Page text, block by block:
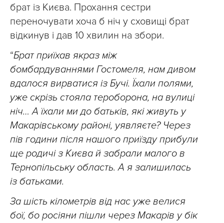
брат із Києва. Прохання сестри
переночувати хоча б ніч у сховищі брат
відкинув і дав 10 хвилин на збори.
“Брат приїхав якраз між
бомбардуваннями Гостомеля, нам дивом
вдалося вирватися із Бучі. Їхали полями,
уже скрізь стояла тероборона, на вулиці
ніч… А їхали ми до батьків, які живуть у
Макарівському районі, уявляєте? Через
пів години після нашого приїзду прибули
ще родичі з Києва й забрали малого в
Тернопільську область. А я залишилась
із батьками.
За шість кілометрів від нас уже велися
бої, бо росіяни пішли через Макарів у бік